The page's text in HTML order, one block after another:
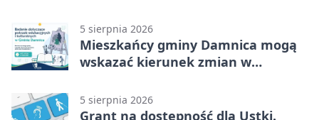
5 sierpnia 2026
Mieszkańcy gminy Damnica mogą
wskazać kierunek zmian w
5 sierpnia 2026
Grant na dostępność dla Ustki.